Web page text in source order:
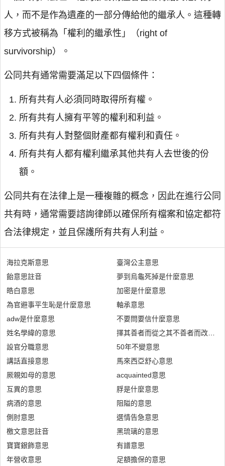
人，而不是作為遺產的一部分傳給他的繼承人。這種轉
移方式被稱為「權利的繼承性」（right of
survivorship）。
公同共有通常需要滿足以下四個條件：
所有共有人必須同時取得所有權。
所有共有人擁有平等的權利和利益。
所有共有人對整個財產都有權利和責任。
所有共有人都有權利繼承其他共有人去世後的份
額。
公同共有在法律上是一種複雜的概念，因此在進行公同
共有時，通常需要諮詢律師以確保所有檔案和協定都符
合法律規定，並且保護所有共有人利益。
海拉克斯意思
飴意思註音
皓白意思
為官避事平生恥是什麼意思
adw是什麼意思
姓名學緯的意思
設官分職意思
講話直接意思
厥親如母的意思
互異的意思
病酒的意思
側肘意思
檄文意思註音
寶寶銀飾意思
年營收意思
臺灣公主意思
夢到烏龜死掉是什麼意思
加密是什麼意思
軸承意思
不要問要信什麼意思
擇其善者而從之其不善者而改之意
50年不變意思
馬來西亞舒心意思
acquainted意思
脬是什麼意思
阻隘的意思
選情告急意思
黑琉璃的意思
有譜意思
足額擔保的意思